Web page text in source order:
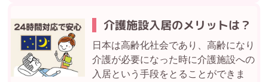
介護施設入居のメリットは？
日本は高齢化社会であり、高齢になり
介護が必要になった時に介護施設への
入居という手段をとることができま